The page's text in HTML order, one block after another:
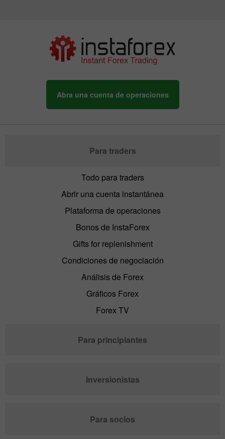
Abra una cuenta de operaciones
Para traders
Todo para traders
Abrir una cuenta instantánea
Plataforma de operaciones
Bonos de InstaForex
Gifts for replenishment
Condiciones de negociación
Análisis de Forex
Gráficos Forex
Forex TV
Para principiantes
Inversionistas
Para socios